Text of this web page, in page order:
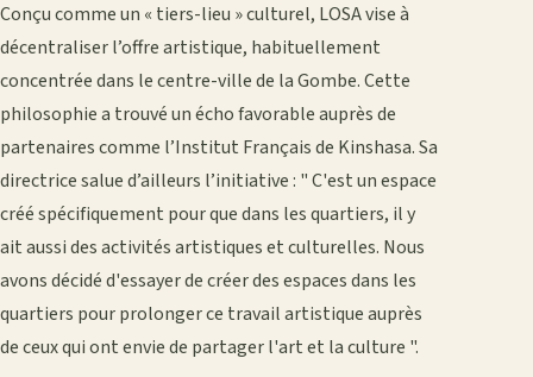
Conçu comme un « tiers-lieu » culturel, LOSA vise à
décentraliser l’offre artistique, habituellement
concentrée dans le centre-ville de la Gombe. Cette
philosophie a trouvé un écho favorable auprès de
partenaires comme l’Institut Français de Kinshasa. Sa
directrice salue d’ailleurs l’initiative : " C'est un espace
créé spécifiquement pour que dans les quartiers, il y
ait aussi des activités artistiques et culturelles. Nous
avons décidé d'essayer de créer des espaces dans les
quartiers pour prolonger ce travail artistique auprès
de ceux qui ont envie de partager l'art et la culture ".